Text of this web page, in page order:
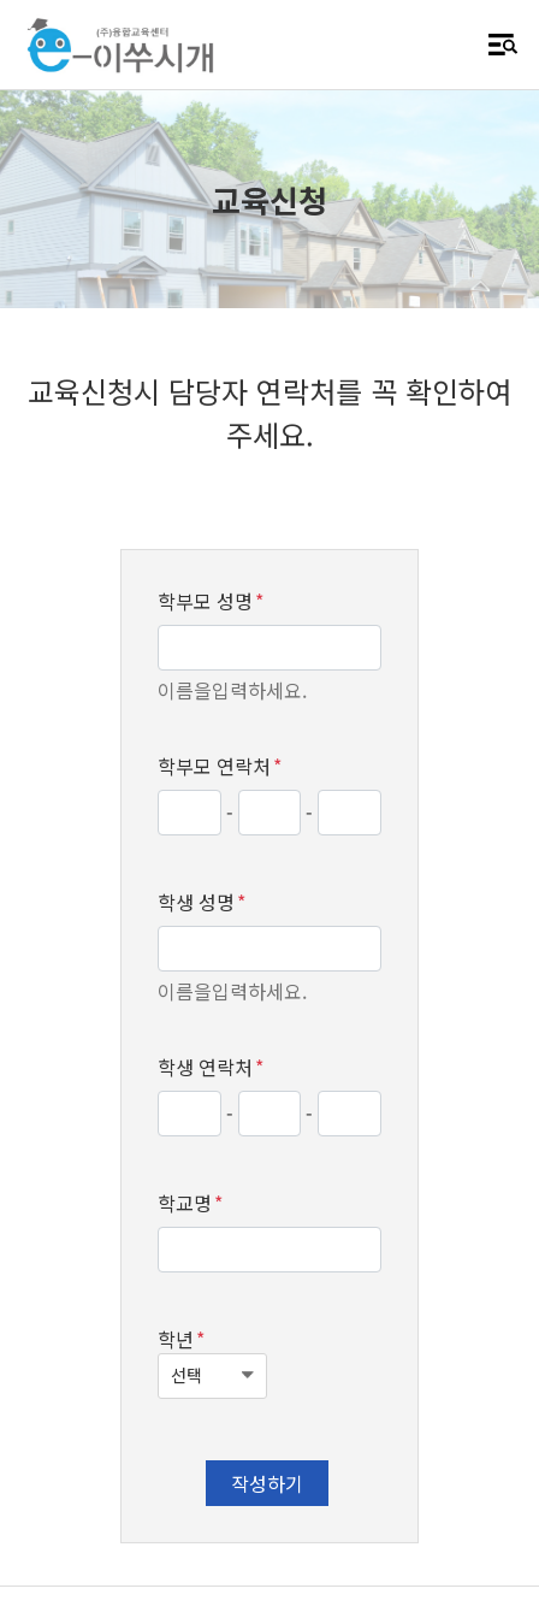
교육신청
교육신청시 담당자 연락처를 꼭 확인하여
주세요.
학부모 성명 *
이름을입력하세요.
학부모 연락처 *
-
-
학생 성명 *
이름을입력하세요.
학생 연락처 *
-
-
학교명 *
학년 *
작성하기